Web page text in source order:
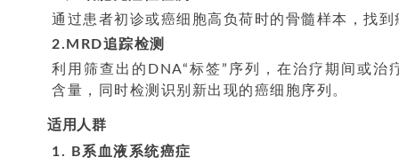
通过患者初诊或癌细胞高负荷时的骨髓样本，找
2.MRD追踪检测
利用筛查出的DNA“标签”序列，在治疗期间或治
含量，同时检测识别新出现的癌细胞序列。
适用人群
1. B系血液系统癌症